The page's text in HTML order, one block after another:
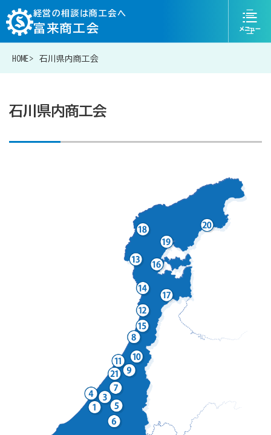
経営の相談は商工会へ
富来商工会
ニ
ュ
HOME 石川県内商工会
石川県内商工会
お問い合わせ
商工会が扱う融資・金融制度
令和6年能登半島地震等災害に関する支援情報
一つの掛金で貯蓄・生命保障・融資の3つの備え（商工
死亡保険金(最高6千万円)の掛捨共済・福祉共済「生
石川県中小企業共済協同組合(傷害共済・自動車事故費
用共済）